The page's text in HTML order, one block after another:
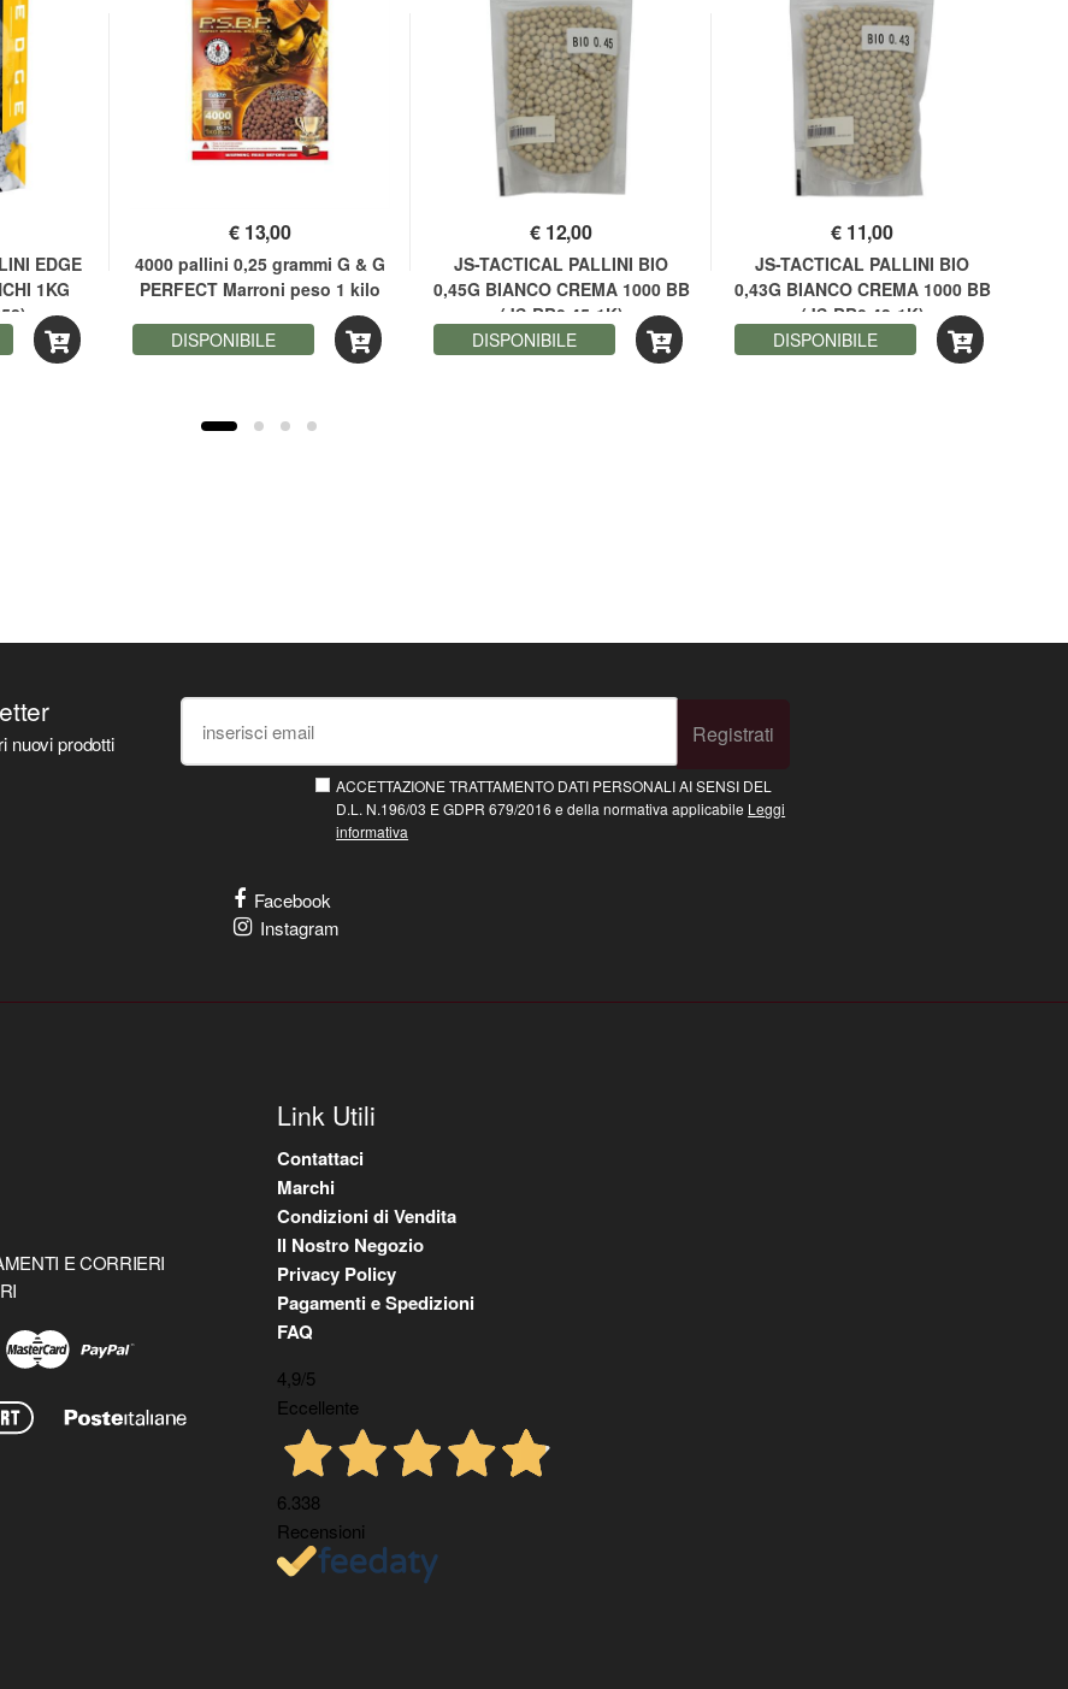
EDGE
1KG
€ 13,00
4000 pallini 0,25 grammi G & G
PERFECT Marroni peso 1 kilo
DISPONIBILE
€ 12,00
JS-TACTICAL PALLINI BIO
0,45G BIANCO CREMA 1000 BB
(JS-BB0.45-1K)
DISPONIBILE
€ 11,00
JS-TACTICAL PALLINI BIO
0,43G BIANCO CREMA 1000 BB
(JS-BB0.43-1K)
DISPONIBILE
nuovi prodotti Registrati
ACCETTAZIONE TRATTAMENTO DATI PERSONALI AI SENSI DEL
D.L. N.196/03 E GDPR 679/2016 e della normativa applicabile Leggi
informativa
Facebook
Instagram
E CORRIERI
Link Utili
Contattaci
Marchi
Condizioni di Vendita
Il Nostro Negozio
Privacy Policy
Pagamenti e Spedizioni
FAQ
4,9/5
Eccellente
6.338
Recensioni